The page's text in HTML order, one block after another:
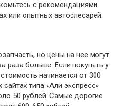
с рекомендациями
или опытных автослесарей.
но цены на нее могут
раза больше. Если покупать у
начинается от 300
сайтах типа «Али экспресс»
50 рублей. Самые дорогие